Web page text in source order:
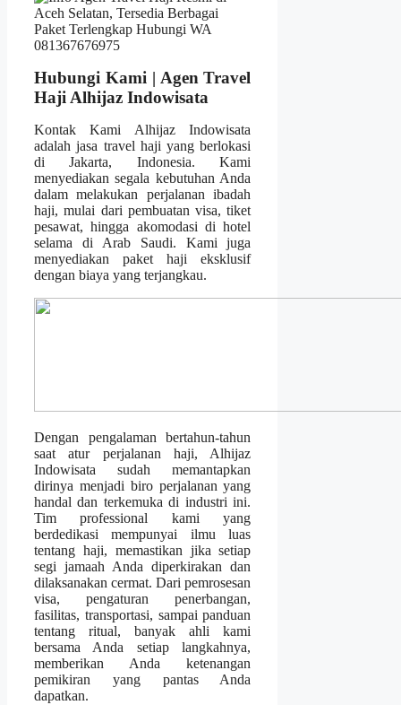
Hubungi Kami | Agen Travel
Haji Alhijaz Indowisata
Kontak Kami Alhijaz Indowisata
adalah jasa travel haji yang berlokasi
di Jakarta, Indonesia. Kami
menyediakan segala kebutuhan Anda
dalam melakukan perjalanan ibadah
haji, mulai dari pembuatan visa, tiket
pesawat, hingga akomodasi di hotel
selama di Arab Saudi. Kami juga
menyediakan paket haji eksklusif
dengan biaya yang terjangkau.
Dengan pengalaman bertahun-tahun
saat atur perjalanan haji, Alhijaz
Indowisata sudah memantapkan
dirinya menjadi biro perjalanan yang
handal dan terkemuka di industri ini.
Tim professional kami yang
berdedikasi mempunyai ilmu luas
tentang haji, memastikan jika setiap
segi jamaah Anda diperkirakan dan
dilaksanakan cermat. Dari pemrosesan
visa, pengaturan penerbangan,
fasilitas, transportasi, sampai panduan
tentang ritual, banyak ahli kami
bersama Anda setiap langkahnya,
memberikan Anda ketenangan
pemikiran yang pantas Anda
dapatkan.